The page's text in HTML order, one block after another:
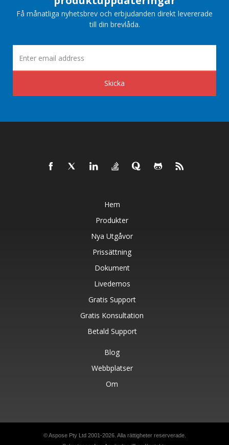
Få månatliga nyhetsbrev och erbjudanden direkt levererade
till din brevlåda.
Skicka
Hem
Produkter
Nya Utgåvor
Prissättning
Dokument
Livedemos
Gratis Support
Gratis Konsultation
Betald Support
Blog
Webbplatser
Om
© Aspose Pty Ltd 2001-2026. Alla rättigheter reserverade.